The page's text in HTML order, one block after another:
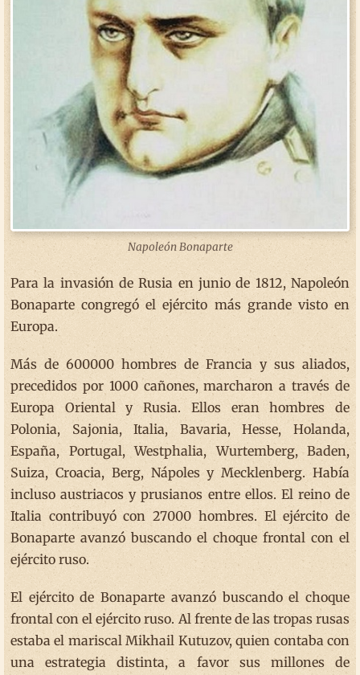
Napoleón Bonaparte
Para la invasión de Rusia en junio de 1812, Napoleón
Bonaparte congregó el ejército más grande visto en
Europa.
Más de 600000 hombres de Francia y sus aliados,
precedidos por 1000 cañones, marcharon a través de
Europa Oriental y Rusia. Ellos eran hombres de
Polonia, Sajonia, Italia, Bavaria, Hesse, Holanda,
España, Portugal, Westphalia, Wurtemberg, Baden,
Suiza, Croacia, Berg, Nápoles y Mecklenberg. Había
incluso austriacos y prusianos entre ellos. El reino de
Italia contribuyó con 27000 hombres. El ejército de
Bonaparte avanzó buscando el choque frontal con el
ejército ruso.
El ejército de Bonaparte avanzó buscando el choque
frontal con el ejército ruso. Al frente de las tropas rusas
estaba el mariscal Mikhail Kutuzov, quien contaba con
una estrategia distinta, a favor sus millones de